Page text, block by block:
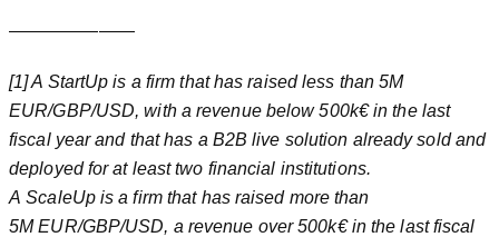
———————
[1] A StartUp is a firm that has raised less than 5M
EUR/GBP/USD, with a revenue below 500k€ in the last
fiscal year and that has a B2B live solution already sold and
deployed for at least two financial institutions.
A ScaleUp is a firm that has raised more than
5M EUR/GBP/USD, a revenue over 500k€ in the last fiscal